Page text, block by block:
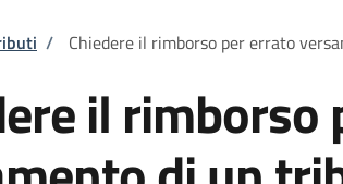
di pane
/ Chiedere il rimborso per errato
il rimborso